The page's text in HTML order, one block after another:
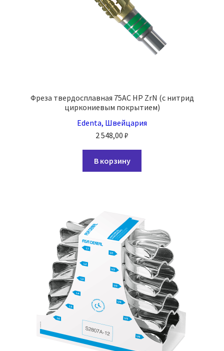
Фреза твердосплавная 75AC HP ZrN (с нитрид
циркониевым покрытием)
Edenta, Швейцария
2 548,00 ₽
В корзину